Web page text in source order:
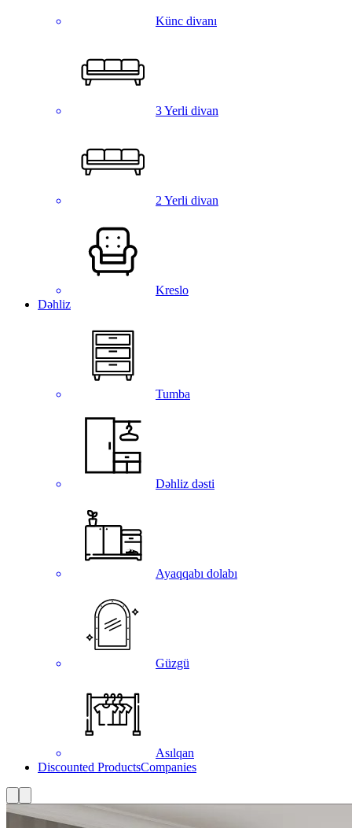
Künc divanı
3 Yerli divan
2 Yerli divan
Kreslo
Dəhliz
Tumba
Dəhliz dəsti
Ayaqqabı dolabı
Güzgü
Asılqan
Discounted ProductsCompanies